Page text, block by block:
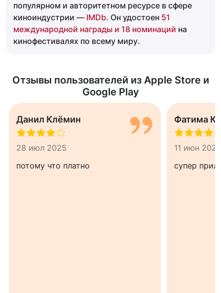
популярном и авторитетном ресурсе в сфере
киноиндустрии — IMDb. Он удостоен 51
международной награды и 18 номинаций на
кинофестивалях по всему миру.
Отзывы пользователей из Apple Store и
Google Play
Данил Клёмин
28 июл 2025
потому что платно
Фатима
11 июн 2025
супер